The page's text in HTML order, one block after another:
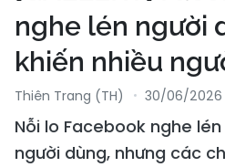
nghe lén người
khiến nhiều
Thiên Trang (TH) 30/06/2026
Nỗi lo Facebook nghe
người dùng, nhưng các